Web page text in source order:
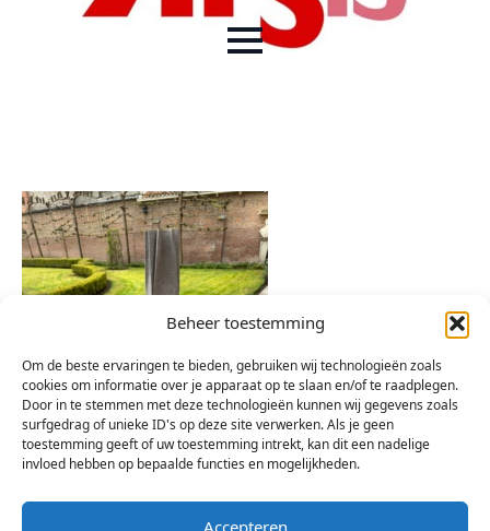
Beheer toestemming
Om de beste ervaringen te bieden, gebruiken wij technologieën zoals
cookies om informatie over je apparaat op te slaan en/of te raadplegen.
Door in te stemmen met deze technologieën kunnen wij gegevens zoals
surfgedrag of unieke ID's op deze site verwerken. Als je geen
toestemming geeft of uw toestemming intrekt, kan dit een nadelige
invloed hebben op bepaalde functies en mogelijkheden.
Accepteren